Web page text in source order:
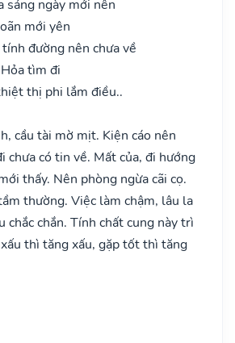
sáng ngày mới nên
mới yên
đường nên chưa về
tìm đi
thị phi lắm điều..
cầu tài mờ mịt. Kiện cáo nên
chưa có tin về. Mất của, đi hướng
thấy. Nên phòng ngừa cãi cọ.
thường. Việc làm chậm, lâu la
chắc chắn. Tính chất cung này trì
thì tăng xấu, gặp tốt thì tăng